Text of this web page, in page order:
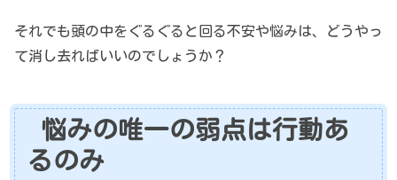
それでも頭の中をぐるぐると回る不安や悩みは、どうやっ
て消し去ればいいのでしょうか？
悩みの唯一の弱点は行動あ
るのみ